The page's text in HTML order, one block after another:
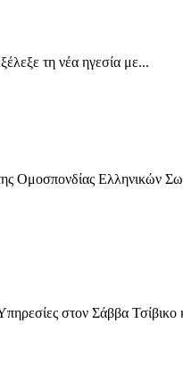
τη νέα ηγεσία με...
Ελληνικών
στον Σάββα